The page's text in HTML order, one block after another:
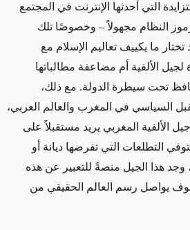
التي أحدثها الإنترنت في المجتمع
رموز النظام مجهولاً – وخصوصًا تلك
ما يكييف تعاليم الإسلام مع
لجيل الألفية أم مضاعفة مطالباتها
تحت سيطرة الدولة. مع ذلك،
السياسي في المغرب والعالم العربي،
الألفية المغربي يريد مستقبلاً على
التطلعات التي تفرضها ديانة أو
وجد هذا الجيل منصةً للتعبير عن هذه
سوف يواصل رسم العالم الحقيقي من